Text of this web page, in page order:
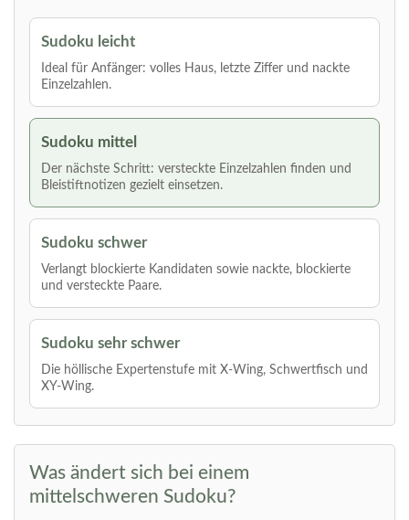
Sudoku leicht
Ideal für Anfänger: volles Haus, letzte Ziffer und nackte
Einzelzahlen.
Sudoku mittel
Der nächste Schritt: versteckte Einzelzahlen finden und
Bleistiftnotizen gezielt einsetzen.
Sudoku schwer
Verlangt blockierte Kandidaten sowie nackte, blockierte
und versteckte Paare.
Sudoku sehr schwer
Die höllische Expertenstufe mit X-Wing, Schwertfisch und
XY-Wing.
Was ändert sich bei einem
mittelschweren Sudoku?